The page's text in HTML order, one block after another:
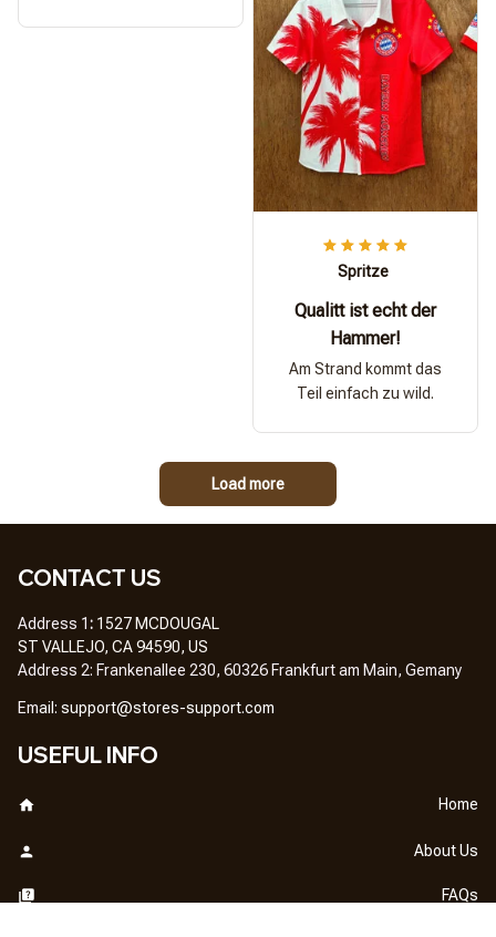
Spritze
Qualitt ist echt der
Hammer!
Am Strand kommt das
Teil einfach zu wild.
Load more
CONTACT US
Address 1: 1527 MCDOUGAL
ST VALLEJO, CA 94590, US
Address 2: Frankenallee 230, 60326 Frankfurt am Main, Gemany
Email: support@stores-support.com
USEFUL INFO
Home
About Us
FAQs